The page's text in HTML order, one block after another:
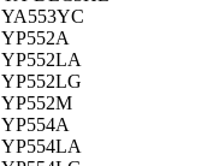
YA553YC
YP552A
YP552LA
YP552LG
YP552M
YP554A
YP554LA